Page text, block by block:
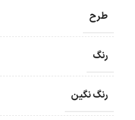
طرح
رنگ
رنگ نگین